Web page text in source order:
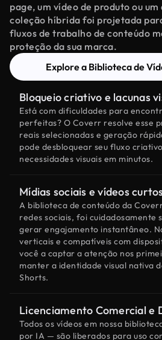
page, um vídeo de produto ou
coleção híbrida foi projetada
fluxos de trabalho de conteúdo
proteção da sua marca.
Explore a Biblioteca de
Bloqueio criativo e lacunas
Está com dificuldades para
perfeitas? O Coverr resolve esse
reais selecionadas e geração
pode desbloquear seu fluxo
necessidades visuais em minutos.
Mídias sociais e vídeos
A biblioteca de conteúdo da
redes sociais, foi cuidadosamente
gerar engajamento instantâneo.
verticais e compatíveis com
você a captar a atenção nos
manter a identidade visual nativa
Shorts.
Licenciamento Comercial e
Todos os vídeos em nossa
por IA — são liberados para uso